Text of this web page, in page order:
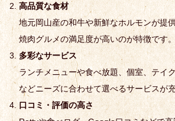
高品質な食材
地元岡山産の和牛や新鮮なホルモンが提
焼肉グルメの満足度が高いのが特徴です。
多彩なサービス
ランチメニューや食べ放題、個室、テイ
などニーズに合わせて選べるサービスが
口コミ・評価の高さ